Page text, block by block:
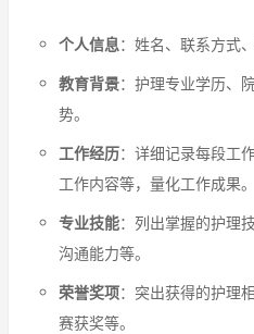
个人信息：姓名、联系方式
教育背景：护理专业学历、
势。
工作经历：详细记录每段工
工作内容等，量化工作成果。
专业技能：列出掌握的护理
沟通能力等。
荣誉奖项：突出获得的护理
赛获奖等。